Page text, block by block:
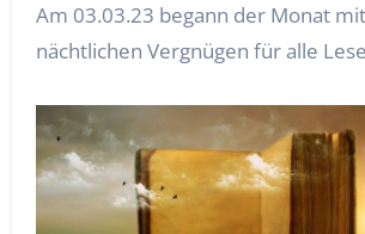
Am 03.03.23 begann der Monat
nächtlichen Vergnügen für alle